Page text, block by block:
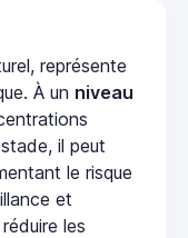
représente
À un niveau
il peut
le risque
et
les